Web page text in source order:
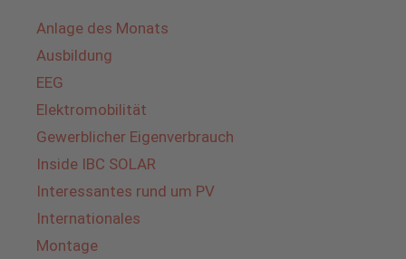
Anlage des Monats
Ausbildung
EEG
Elektromobilität
Gewerblicher Eigenverbrauch
Inside IBC SOLAR
Interessantes rund um PV
Internationales
Montage